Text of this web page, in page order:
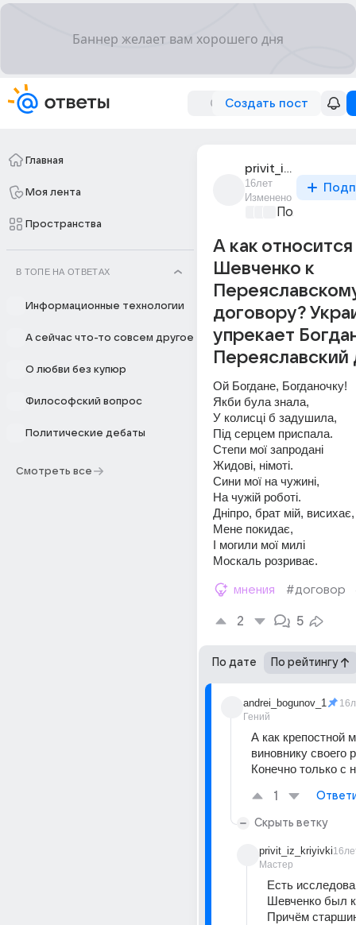
Создать пост
Главная
Моя лента
Пространства
В ТОПЕ НА ОТВЕТАХ
Информационные технологии
А сейчас что-то совсем другое
О любви без купюр
Философский вопрос
Политические дебаты
Смотреть все
privit_iz_kriyivki
16лет
Изменено
А как относится
Шевченко к
договору?
упрекает
Переяславский
Ой Богдане, Богданочку!
Якби була знала,
У колисці б задушила,
Під серцем приспала.
Степи мої запродані
Жидові, німоті.
Сини мої на чужині,
На чужій роботі.
Дніпро, брат мій,
Мене покидає,
І могили мої милі
Москаль розриває.
мнения #договор
2 5
По дате По рейтингу
andrei_bogunov_1
Гений
А как крепостной
виновнику своего
Конечно только с
1
Скрыть ветку
privit_iz_kriyivki
Мастер
Есть
Шевченко был
Причём